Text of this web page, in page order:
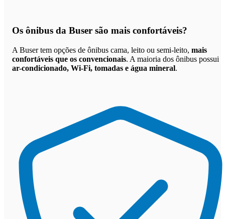
Os ônibus da Buser são mais confortáveis?
A Buser tem opções de ônibus cama, leito ou semi-leito, mais
confortáveis que os convencionais. A maioria dos ônibus possui
ar-condicionado, Wi-Fi, tomadas e água mineral.